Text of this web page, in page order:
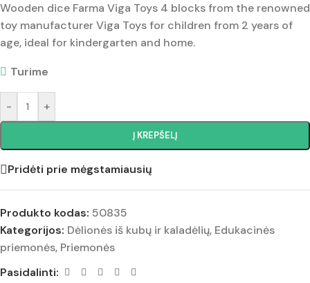
Wooden dice Farma Viga Toys 4 blocks from the renowned
toy manufacturer Viga Toys for children from 2 years of
age, ideal for kindergarten and home.
Turime
- +
Į KREPŠELĮ
Pridėti prie mėgstamiausių
Produkto kodas: 50835
Kategorijos: Dėlionės iš kubų ir kaladėlių, Edukacinės
priemonės, Priemonės
Pasidalinti: